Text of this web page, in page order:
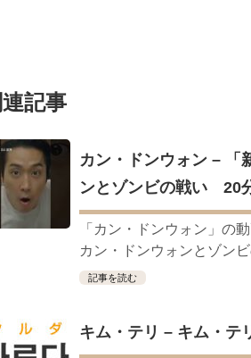
九尾狐外伝 メイキング03 ハン・イェスル
キム・テヒの弟イ・ワン♥イ・ボミ、今日
「ライフ・ オン・ マーズ」2019年11月2日
(ENG SUB) Behind The Scene Hyun Bin
ェジン / エンジョイ❕
News
キム・レウォンの影絵遊び！？「黒騎士～
キム・ユジョン、新ドラマ「まず熱く掃
幻の王女チャミョンゴ エンディング
連記事
カン・ドンウォン –
ンとゾンビの戦い 20
「カン・ドンウォン」の
カン・ドンウォンとゾン
記事を読む
キム・テリ – キム・テ